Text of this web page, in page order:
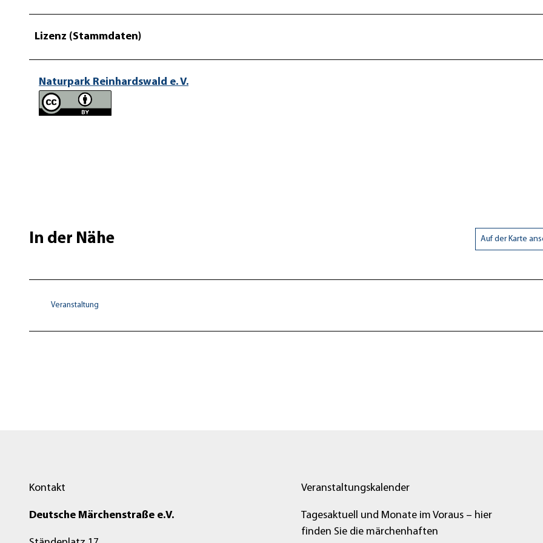
Lizenz (Stammdaten)
Naturpark Reinhardswald e. V.
In der Nähe Auf der Karte
Veranstaltung
Kontakt
Deutsche Märchenstraße e.V.
Veranstaltungskalender
Tagesaktuell und Monate im Voraus – hier
finden Sie die märchenhaften